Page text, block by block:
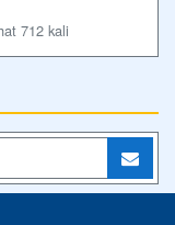
712 kali